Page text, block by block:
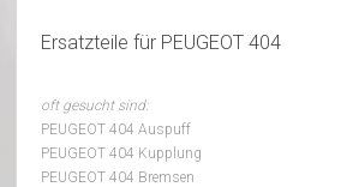
Ersatzteile für PEUGEOT 404
oft gesucht sind:
PEUGEOT 404 Auspuff
PEUGEOT 404 Kupplung
PEUGEOT 404 Bremsen